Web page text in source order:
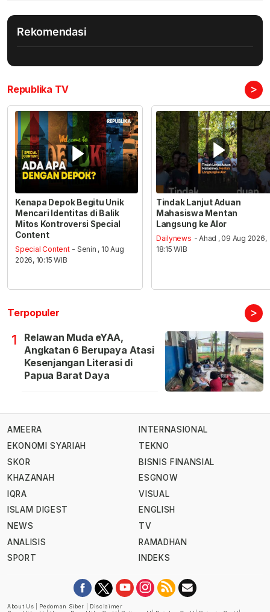
Rekomendasi
Republika TV >
Kenapa Depok Begitu Unik
Mencari Identitas di Balik
Mitos Kontroversi Special
Content
Special Content - Senin , 10 Aug
2026, 10:15 WIB
Tindak Lanjut Aduan
Mahasiswa Mentan
Langsung ke Alor
Dailynews - Ahad , 09 Aug 2026,
18:15 WIB
Terpopuler >
1
Relawan Muda eYAA,
Angkatan 6 Berupaya Atasi
Kesenjangan Literasi di
Papua Barat Daya
AMEERA
EKONOMI SYARIAH
SKOR
KHAZANAH
IQRA
ISLAM DIGEST
NEWS
ANALISIS
SPORT
INTERNASIONAL
TEKNO
BISNIS FINANSIAL
ESGNOW
VISUAL
ENGLISH
TV
RAMADHAN
INDEKS
About Us Pedoman Siber
Disclaimer